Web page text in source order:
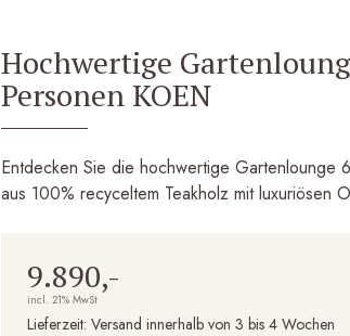
Hochwertige
Personen KOEN
Entdecken Sie die hochwertige Gartenlounge
aus 100% recyceltem Teakholz mit luxuriösen
9.890,-
incl. 21% MwSt
Lieferzeit: Versand innerhalb von 3 bis 4 Wochen